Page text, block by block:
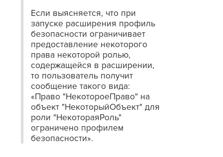
Если выясняется, что при
запуске расширения профиль
безопасности ограничивает
предоставление некоторого
права некоторой ролью,
содержащейся в расширении,
то пользователь получит
сообщение такого вида:
«Право "НекотороеПраво" на
объект "НекоторыйОбъект" для
роли "НекотораяРоль"
ограничено профилем
безопасности».